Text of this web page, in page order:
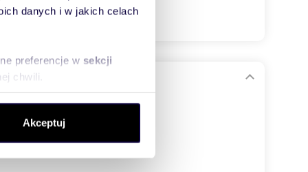
danych i w jakich celach
preferencje w sekcji
chwili.
społecznościowym,
od Ciebie lub
Akceptuj